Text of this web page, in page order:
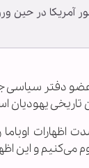
در حین
عضو دفتر
یهودیان
اظهارات
و این